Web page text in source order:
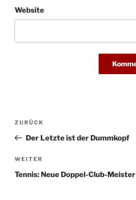
Website
Beitragsnavigation
Vorheriger
Beitrag
ZURÜCK
Der Letzte ist der Dummkopf
Nächster
Beitrag
WEITER
Tennis: Neue Doppel-Club-Meister